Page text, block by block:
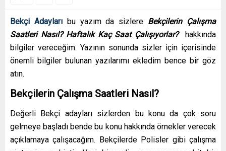
Bekçi Adayları bu yazım da sizlere Bekçilerin Çalışma
Saatleri Nasıl? Haftalık Kaç Saat Çalışıyorlar? hakkında
bilgiler vereceğim. Yazının sonunda sizler için içerisinde
önemli bilgiler bulunan yazılarımı ekledim bence bir göz
atın.
Bekçilerin Çalışma Saatleri Nasıl?
Değerli Bekçi adayları sizlerden bu konu da çok soru
gelmeye başladı bende bu konu hakkında örnekler verecek
açıklamaya çalışacağım. Bekçilerde Polisler gibi çalışma